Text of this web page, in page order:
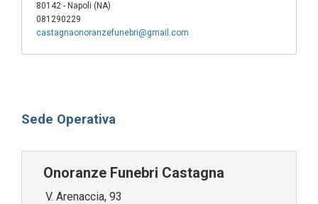
80142 - Napoli (NA)
081290229
castagnaonoranzefunebri@gmail.com
Sede Operativa
Onoranze Funebri Castagna
V. Arenaccia, 93